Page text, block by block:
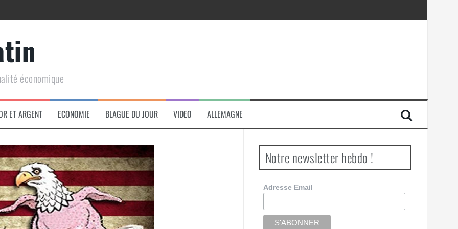
de conquête géopolitique massive
économique
ET ARGENT ECONOMIE BLAGUE DU JOUR VIDEO ALLEMAGNE
Notre newsletter hebdo !
Adresse Email